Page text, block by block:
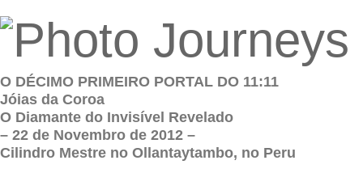
O DÉCIMO PRIMEIRO PORTAL DO 11:11
Jóias da Coroa
O Diamante do Invisível Revelado
– 22 de Novembro de 2012 –
Cilindro Mestre no Ollantaytambo, no Peru